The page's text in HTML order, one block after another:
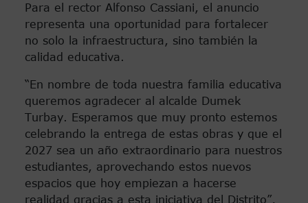
Para el rector Alfonso Cassiani, el anuncio
representa una oportunidad para fortalecer
no solo la infraestructura, sino también la
calidad educativa.
“En nombre de toda nuestra familia educativa
queremos agradecer al alcalde Dumek
Turbay. Esperamos que muy pronto estemos
celebrando la entrega de estas obras y que el
2027 sea un año extraordinario para nuestros
estudiantes, aprovechando estos nuevos
espacios que hoy empiezan a hacerse
realidad gracias a esta iniciativa del Distrito”,